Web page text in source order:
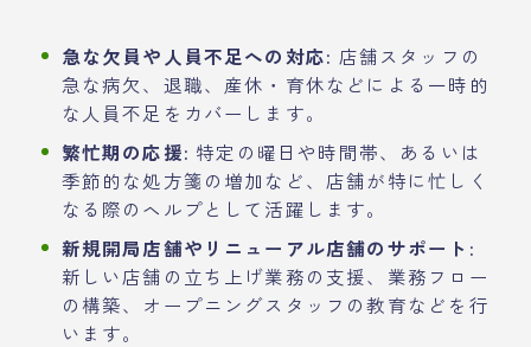
急な欠員や人員不足への対応: 店舗スタッフの
急な病欠、退職、産休・育休などによる一時的
な人員不足をカバーします。
繁忙期の応援: 特定の曜日や時間帯、あるいは
季節的な処方箋の増加など、店舗が特に忙しく
なる際のヘルプとして活躍します。
新規開局店舗やリニューアル店舗のサポート:
新しい店舗の立ち上げ業務の支援、業務フロー
の構築、オープニングスタッフの教育などを行
います。